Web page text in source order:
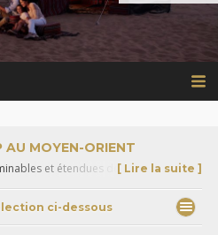
AU MOYEN-ORIENT
et étendues désertiques
[ Lire la suite ]
ci-dessous